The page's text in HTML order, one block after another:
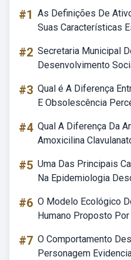
#1 As Definições De
Suas Características
#2 Secretaria Municipal
Desenvolvimento
#3 Qual é A Diferença
E Obsolescência
#4 Qual A Diferença Da
Amoxicilina
#5 Uma Das Principais
Na Epidemiologia
#6 O Modelo Ecológico
Humano Proposto
#7 O Comportamento
Personagem